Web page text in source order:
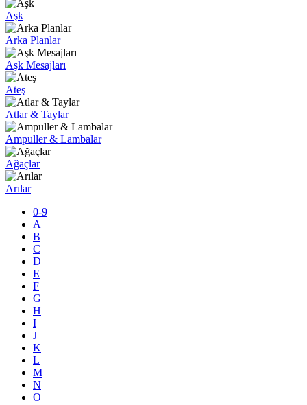
Aşk
Arka Planlar
Aşk Mesajları
Ateş
Atlar & Taylar
Ampuller & Lambalar
Ağaçlar
Arılar
0-9
A
B
C
D
E
F
G
H
I
J
K
L
M
N
O